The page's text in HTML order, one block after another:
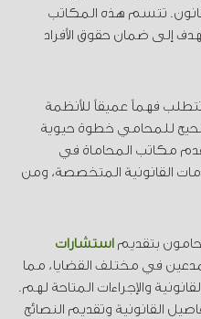
تتسم هذه المكاتب
إلى ضمان حقوق الأفراد
تتطلب فهماً عميقاً للأنظمة
للمحامي خطوة حيوية
مكاتب المحاماة في
المتخصصة، ومن
بتقديم استشارات
في مختلف القضايا، مما
والإجراءات المتاحة لهم.
القانونية وتقديم النصائح